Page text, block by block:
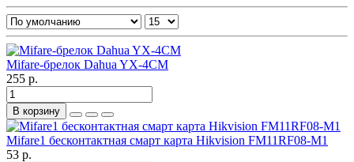
Mifare-брелок Dahua YX-4CM
255 р.
В корзину
Mifare1 бесконтактная смарт карта Hikvision FM11RF08-M1
53 р.